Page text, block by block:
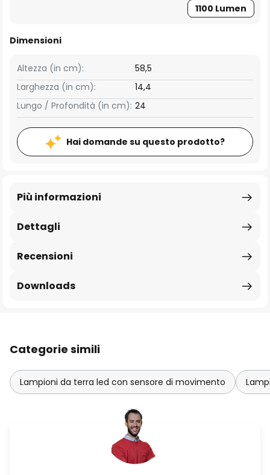
1100 Lumen
Dimensioni
Larghezza (in cm): 14,4
Altezza (in cm): 58,5
Lungo / Profondità (in cm): 24
Hai domande su questo prodotto?
Dettagli
Più informazioni
Recensioni
Downloads
Categorie simili
Lampioni da terra led con sensore di movimento